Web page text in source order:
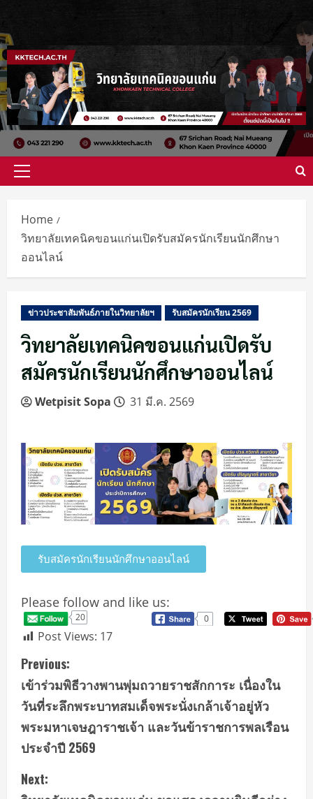
Home
วิทยาลัยเทคนิคขอนแก่นเปิดรับสมัครนักเรียนนักศึกษา
ออนไลน์
ข่าวประชาสัมพันธ์ภายในวิทยาลัยฯ รับสมัครนักเรียน 2569
วิทยาลัยเทคนิคขอนแก่นเปิดรับ
สมัครนักเรียนนักศึกษาออนไลน์
Wetpisit Sopa 31 มี.ค. 2569
รับสมัครนักเรียนนักศึกษาออนไลน์
Please follow and like us:
20 0
Post Views: 17
Previous:
เข้าร่วมพิธีวางพานพุ่มถวายราชสักการะ เนื่องใน
วันที่ระลึกพระบาทสมเด็จพระนั่งเกล้าเจ้าอยู่หัว
พระมหาเจษฎาราชเจ้า และวันข้าราชการพลเรือน
ประจำปี 2569
Next: